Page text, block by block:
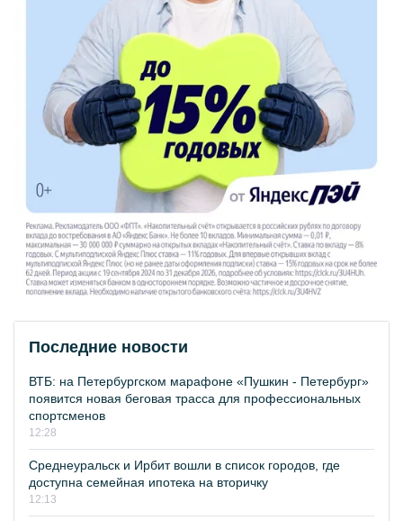
Последние новости
ВТБ: на Петербургском марафоне «Пушкин - Петербург»
появится новая беговая трасса для профессиональных
спортсменов
12:28
Среднеуральск и Ирбит вошли в список городов, где
доступна семейная ипотека на вторичку
12:13